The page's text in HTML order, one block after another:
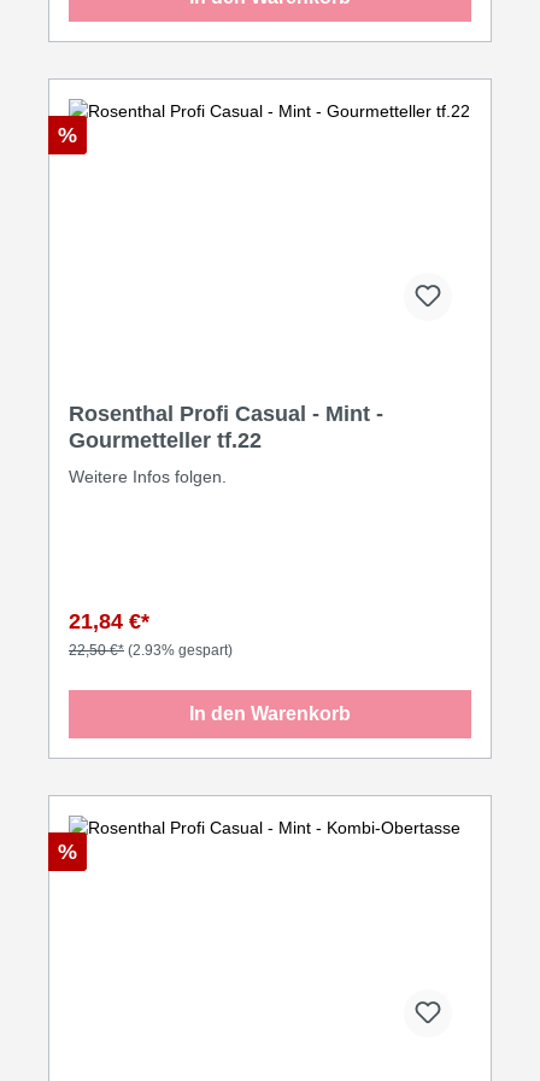
%
Rosenthal Profi Casual - Mint -
Gourmetteller tf.22
Weitere Infos folgen.
21,84 €*
22,50 €* (2.93% gespart)
In den Warenkorb
%